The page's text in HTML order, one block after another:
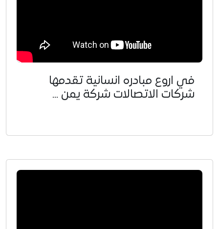
في اروع مبادره انسانية تقدمها
شركات الاتصالات شركة يمن ...